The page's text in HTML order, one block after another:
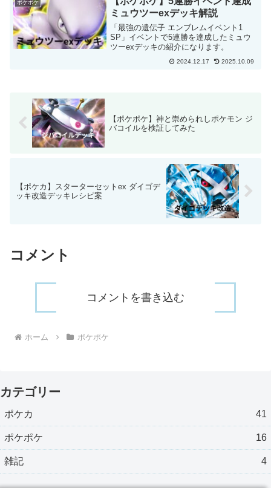
ポケポケ
ミュウツーexデッキ解説
「最強の遺伝子 エンブレムイベント1
SP」イベントで5連勝を達成したミュウ
ツーexデッキの紹介になります。
2024.12.17 2025.10.09
【ポケポケ】神と崇められしポケモン ジ
バコイルを検証してみた
【ポケカ】スターターセットex ダイゴデ
ッキ改造デッキレシピ案
コメント
コメントを書き込む
ホーム ポケポケ
カテゴリー
ポケカ 41
ポケポケ 16
雑記 4